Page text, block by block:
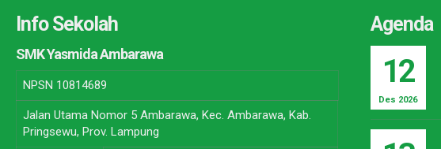
Info Sekolah
SMK Yasmida Ambarawa
NPSN 10814689
Jalan Utama Nomor 5 Ambarawa, Kec. Ambarawa, Kab.
Pringsewu, Prov. Lampung
Agenda
12
Des 2026